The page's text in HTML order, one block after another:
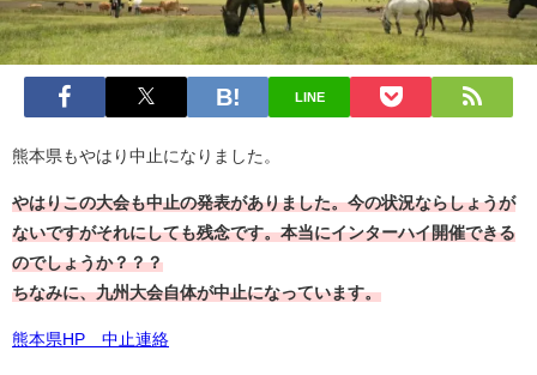
LINE
熊本県もやはり中止になりました。
やはりこの大会も中止の発表がありました。今の状況ならしょうが
ないですがそれにしても残念です。本当にインターハイ開催できる
のでしょうか？？？
ちなみに、九州大会自体が中止になっています。
熊本県HP 中止連絡